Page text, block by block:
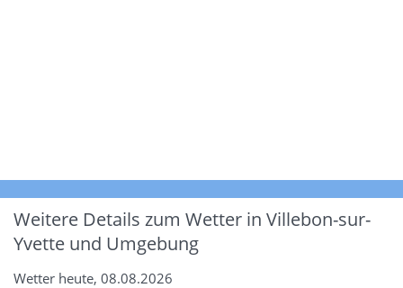
Weitere Details zum Wetter in Villebon-sur-
Yvette und Umgebung
Wetter heute, 08.08.2026